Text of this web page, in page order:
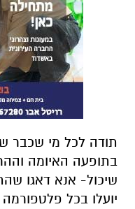
תודה לכל מי שכבר
בתופעה האיומה
שיכול- אנא דאגו
יועלו בכל